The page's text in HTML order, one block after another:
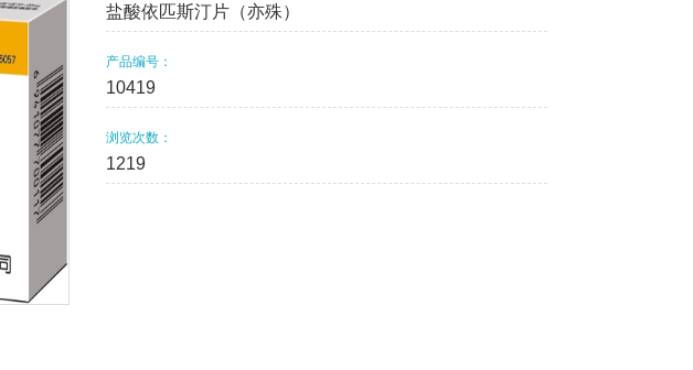
盐酸依匹斯汀片（亦殊）
产品编号：
10419
浏览次数：
1219